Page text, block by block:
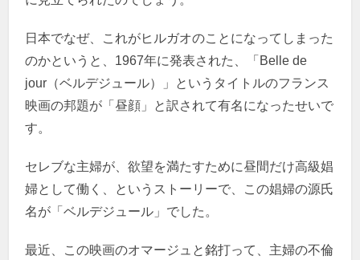
日本でなぜ、これがヒルガオのことになってしまった
のかというと、1967年に発表された、「Belle de
jour（ベルデジュール）」というタイトルのフランス
映画の邦題が「昼顔」と訳されて有名になったせいで
す。
セレブな主婦が、欲望を満たすために昼間だけ高級娼
婦として働く、というストーリーで、この娼婦の源氏
名が「ベルデジュール」でした。
最近、この映画のオマージュと銘打って、主婦の不倫